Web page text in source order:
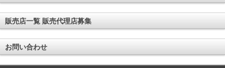
販売店一覧 販売代理店募集
お問い合わせ